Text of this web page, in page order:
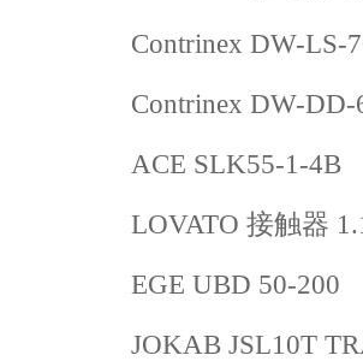
Contrinex DW-LS-
Contrinex DW-
ACE SLK55-1-4B
LOVATO 接触器
EGE UBD 50-200
JOKAB JSL10T